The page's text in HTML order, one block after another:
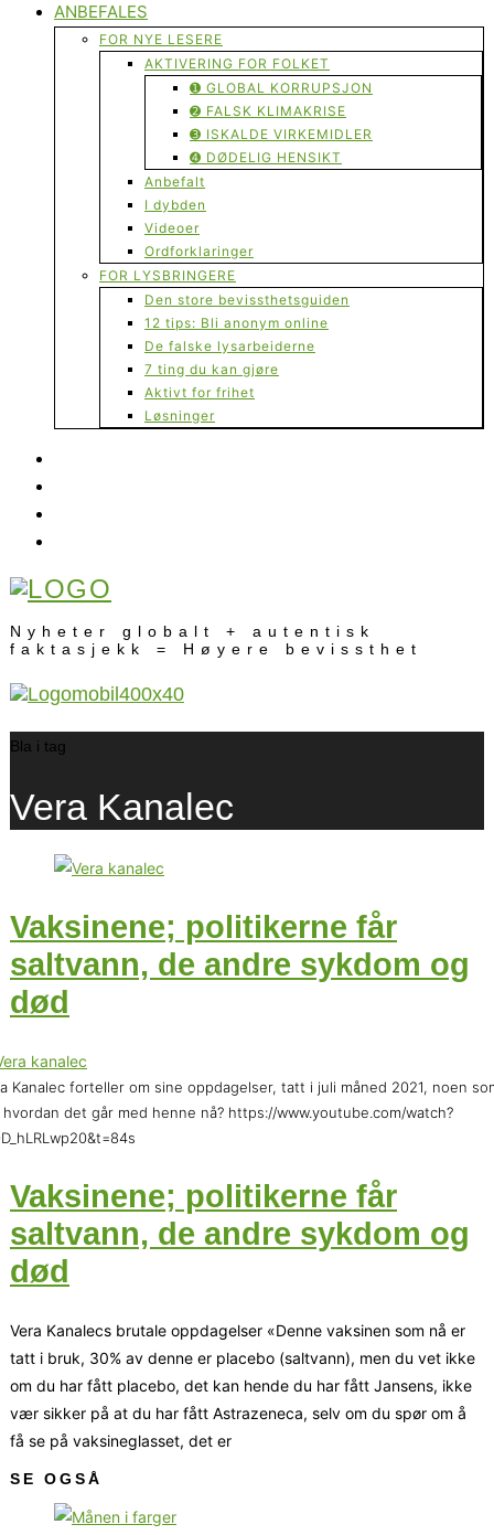
ANBEFALES
FOR NYE LESERE
AKTIVERING FOR FOLKET
➊ GLOBAL KORRUPSJON
➋ FALSK KLIMAKRISE
➌ ISKALDE VIRKEMIDLER
➍ DØDELIG HENSIKT
Anbefalt
I dybden
Videoer
Ordforklaringer
FOR LYSBRINGERE
Den store bevissthetsguiden
12 tips: Bli anonym online
De falske lysarbeiderne
7 ting du kan gjøre
Aktivt for frihet
Løsninger
Nyheter globalt + autentisk
faktasjekk = Høyere bevissthet
Bla i tag
Vera Kanalec
Vaksinene; politikerne får
saltvann, de andre sykdom og
død
Kanalec forteller om sine oppdagelser, tatt i juli måned 2021, noen
det går med henne nå? https://www.youtube.com/watch?
Vaksinene; politikerne får
saltvann, de andre sykdom og
død
Vera Kanalecs brutale oppdagelser «Denne vaksinen som nå er
tatt i bruk, 30% av denne er placebo (saltvann), men du vet ikke
om du har fått placebo, det kan hende du har fått Jansens, ikke
vær sikker på at du har fått Astrazeneca, selv om du spør om å
få se på vaksineglasset, det er
SE OGSÅ